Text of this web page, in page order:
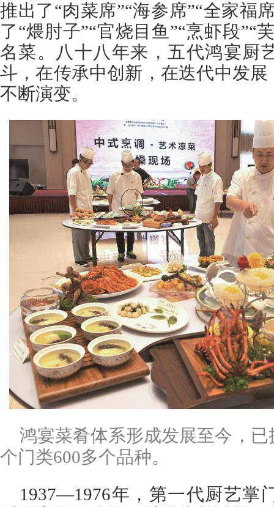
推出了“肉菜席”“海参席”“全家福
了“煨肘子”“官烧目鱼”“烹虾段”“
名菜。八十八年来，五代鸿宴厨
斗，在传承中创新，在迭代中发
不断演变。
鸿宴菜肴体系形成发展至今，
个门类600多个品种。
1937—1976年，第一代厨艺掌